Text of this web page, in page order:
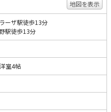
地図を表示
ーザ駅徒歩13分
駅徒歩13分
室4帖